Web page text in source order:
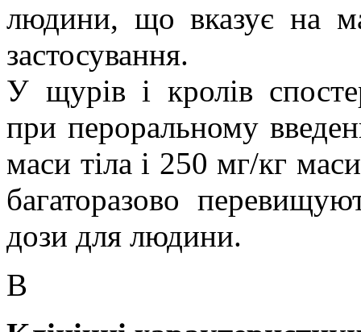
людини, що вказує на
застосування.
У щурів і кролів
при пероральному
маси тіла і 250 мг/кг
багаторазово
дози для людини.
В